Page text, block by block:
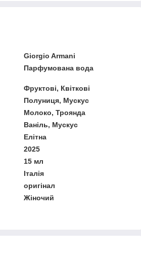
Giorgio Armani
Парфумована вода
Фруктові, Квіткові
Полуниця, Мускус
Молоко, Троянда
Ваніль, Мускус
Елітна
2025
15 мл
Італія
оригінал
Жіночий